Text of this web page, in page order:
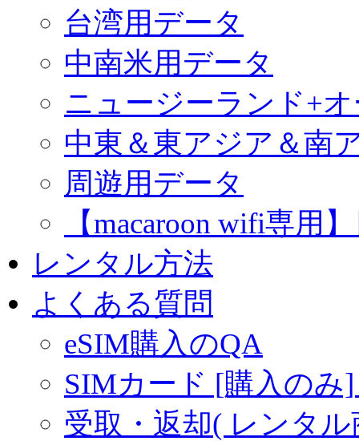
台湾用データ
中南米用データ
ニュージーランド+
中東＆東アジア＆南
周遊用データ
【macaroon wifi専用
レンタル方法
よくある質問
eSIM購入のQA
SIMカード [購入のみ
受取・返却( レンタ